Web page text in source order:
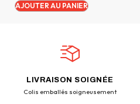
AJOUTER AU PANIER
LIVRAISON SOIGNÉE
Colis emballés soigneusement